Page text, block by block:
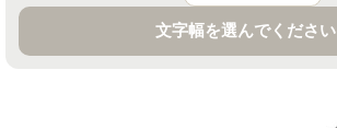
文字幅を選んでください